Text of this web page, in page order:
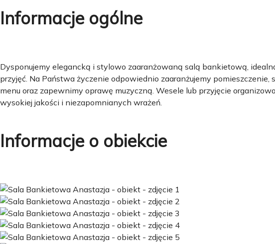
Informacje ogólne
Dysponujemy elegancką i stylowo zaaranżowaną salą bankietową,
przyjęć. Na Państwa życzenie odpowiednio zaaranżujemy
menu oraz zapewnimy oprawę muzyczną. Wesele lub przyjęcie
wysokiej jakości i niezapomnianych wrażeń.
Informacje o obiekcie